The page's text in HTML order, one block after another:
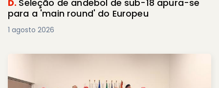
D. Seleção de andebol de sub-18 apura-se
para a 'main round' do Europeu
1 agosto 2026